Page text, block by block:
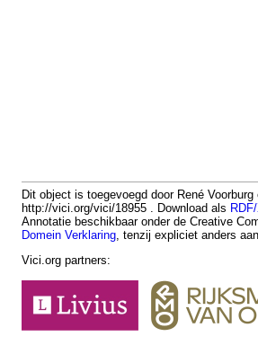
Dit object is toegevoegd door René
http://vici.org/vici/18955 . Download als
Annotatie beschikbaar onder de Creative
Domein Verklaring, tenzij expliciet anders
Vici.org partners: